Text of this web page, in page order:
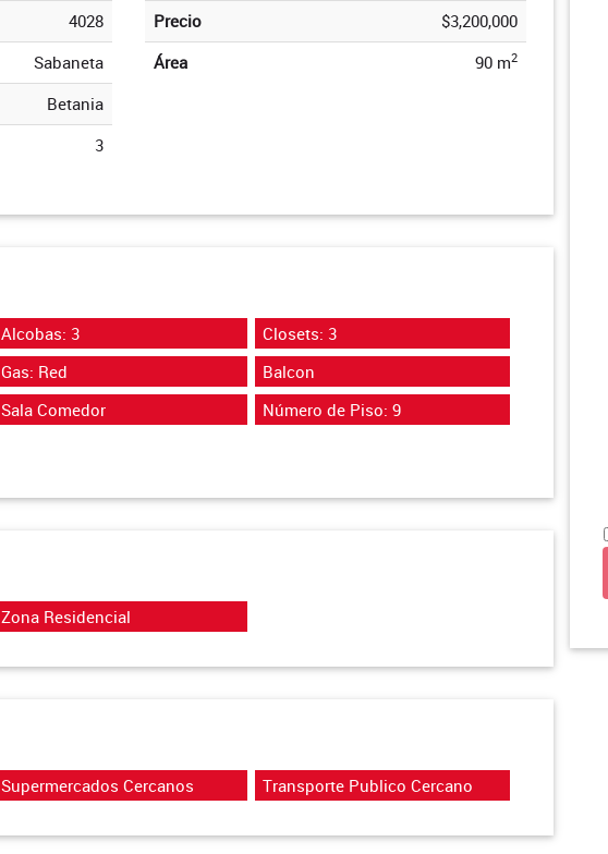
4028
Sabaneta
Betania
3
Precio
$3,200,000
Área
90 m2
Alcobas: 3
Closets: 3
Gas: Red
Balcon
Sala Comedor
Número de Piso: 9
Zona Residencial
Supermercados Cercanos Transporte Publico Cercano